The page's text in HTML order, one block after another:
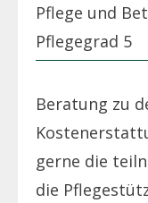
Pflege und
Pflegegrad 5
Beratung zu
gerne die
die